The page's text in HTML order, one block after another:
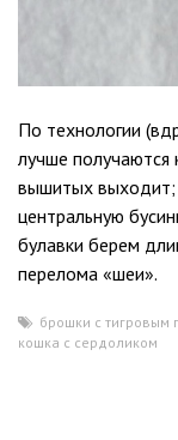
По технологии
лучше получаются
вышитых выходит;
центральную
булавки берем
перелома «шеи».
брошки с тигровым
кошка с сердоликом